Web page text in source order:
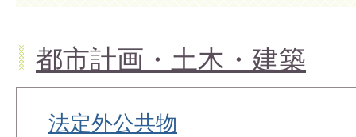
都市計画・土木・建築
法定外公共物